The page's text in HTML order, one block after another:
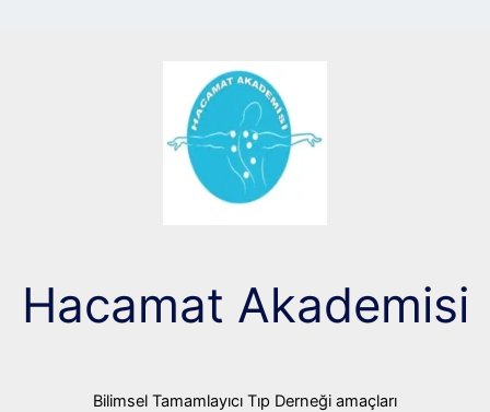
Hacamat Akademisi
Bilimsel Tamamlayıcı Tıp Derneği amaçları